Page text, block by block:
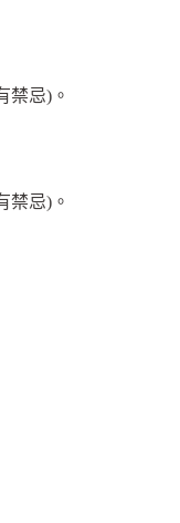
禁忌)。
禁忌)。